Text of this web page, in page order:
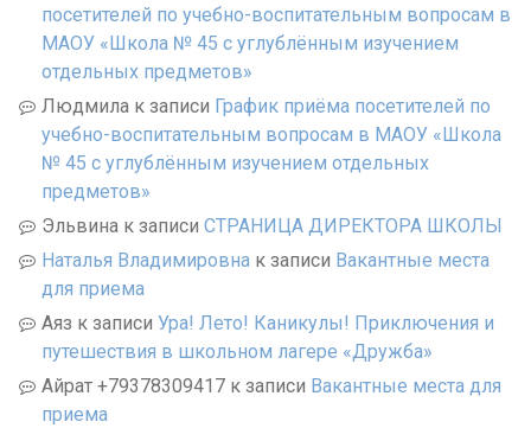
посетителей по учебно-воспитательным вопросам в
МАОУ «Школа № 45 с углублённым изучением
отдельных предметов»
Людмила к записи График приёма посетителей по
учебно-воспитательным вопросам в МАОУ «Школа
№ 45 с углублённым изучением отдельных
предметов»
Эльвина к записи СТРАНИЦА ДИРЕКТОРА ШКОЛЫ
Наталья Владимировна к записи Вакантные места
для приема
Аяз к записи Ура! Лето! Каникулы! Приключения и
путешествия в школьном лагере «Дружба»
Айрат +79378309417 к записи Вакантные места для
приема